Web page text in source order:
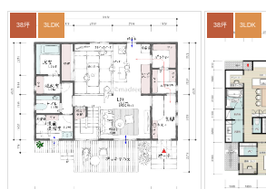
38坪 3LDK 38坪 3LDK